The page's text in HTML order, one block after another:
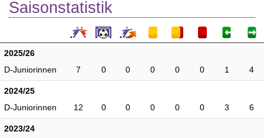
Saisonstatistik
2025/26
D-Juniorinnen
7 0 0 0 0 0 1 4
2024/25
D-Juniorinnen
12 0 0 0 0 0 3 6
2023/24